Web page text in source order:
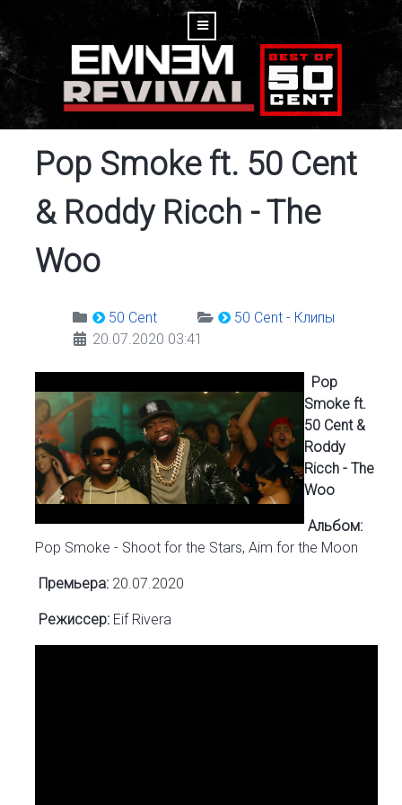
Pop Smoke ft. 50 Cent
& Roddy Ricch - The
Woo
50 Cent
50 Cent - Клипы
20.07.2020 03:41
Pop
Smoke ft.
50 Cent &
Roddy
Ricch - The
Woo
Альбом:
Pop Smoke - Shoot for the Stars, Aim for the Moon
Премьера: 20.07.2020
Режиссер: Eif Rivera